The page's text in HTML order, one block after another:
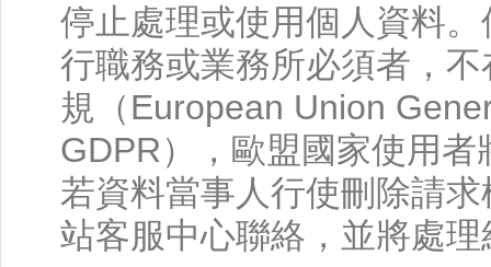
停止處理或使用個人資料
行職務或業務所必須者，
規（European Union
GDPR），歐盟國家使用
若資料當事人行使刪除請
站客服中心聯絡，並將處